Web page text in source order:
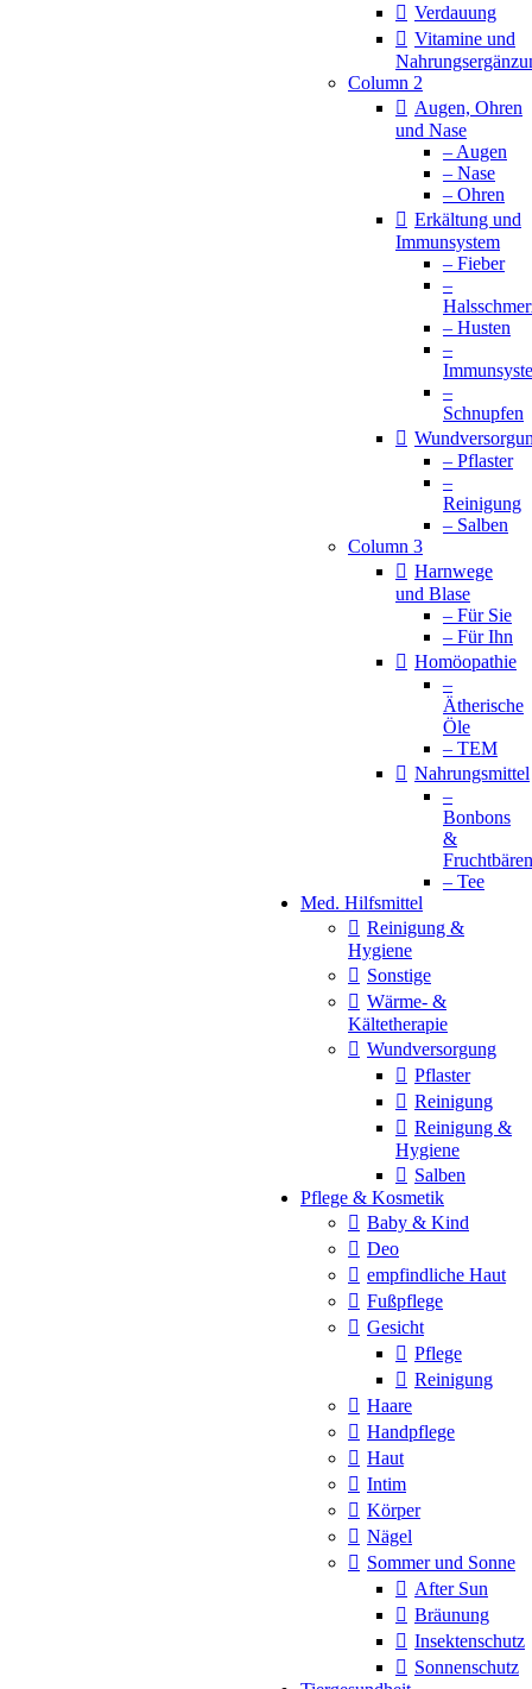
Verdauung
Vitamine und
Column 2
Augen, Ohren
und Nase
– Augen
– Nase
– Ohren
Erkältung und
Immunsystem
– Fieber
–
– Husten
–
–
Schnupfen
– Pflaster
–
Reinigung
– Salben
Column 3
Harnwege
und Blase
– Für Sie
– Für Ihn
Homöopathie
–
Ätherische
Öle
– TEM
Nahrungsmittel
–
Bonbons
&
Fruchtbären
– Tee
Med. Hilfsmittel
Reinigung &
Hygiene
Sonstige
Wärme- &
Kältetherapie
Wundversorgung
Pflaster
Reinigung
Reinigung &
Hygiene
Salben
Pflege & Kosmetik
Baby & Kind
Deo
empfindliche Haut
Fußpflege
Gesicht
Pflege
Reinigung
Haare
Handpflege
Haut
Intim
Körper
Nägel
Sommer und Sonne
After Sun
Bräunung
Insektenschutz
Sonnenschutz